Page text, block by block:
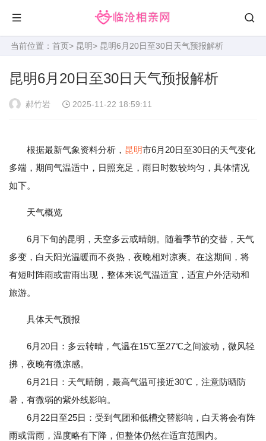
当前位置： 首页> 昆明> 昆明6月20日至30日天气预报解析
昆明6月20日至30日天气预报解析
郝竹岩 2025-11-22 18:59:11
根据最新气象资料分析， 昆明市6月20日至30日的天气变化
多端，期间气温适中，日照充足，雨日时数较均匀，具体情况
如下。
天气概览
6月下旬的昆明，天空多云或晴朗。随着季节的交替，天气
多变，白天阳光温暖而不炎热，夜晚相对凉爽。在这期间，将
有短时阵雨或雷雨出现，整体来说气温适宜，适宜户外活动和
旅游。
具体天气预报
6月20日：多云转晴，气温在15℃至27℃之间波动，微风轻
拂，夜晚有微凉感。
6月21日：天气晴朗，最高气温可接近30℃，注意防晒防
暑，有微弱的紫外线影响。
6月22日至25日：受到气团和低槽交替影响，白天将会有阵
雨或雷雨，温度略有下降，但整体仍然在适宜范围内。